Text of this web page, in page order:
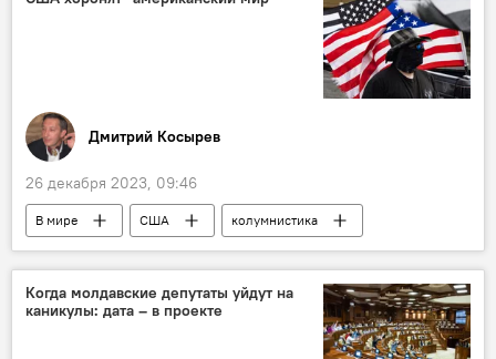
Дмитрий Косырев
26 декабря 2023, 09:46
В мире США колумнистика
Когда молдавские депутаты уйдут на
каникулы: дата – в проекте